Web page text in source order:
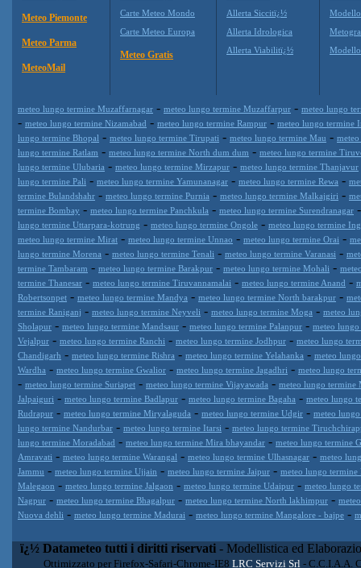
Meteo Piemonte
Meteo Parma
MeteoMail
Carte Meteo Mondo
Carte Meteo Europa
Meteo Gratis
Allerta Siccitï¿½
Allerta Idrologica
Allerta Viabilitï¿½
Modello
meteo lungo termine Muzaffarnagar - meteo lungo termine Muzaffarpur - meteo lungo
- meteo lungo termine Nizamabad - meteo lungo termine Rampur - meteo lungo termine
lungo termine Bhopal - meteo lungo termine Tirupati - meteo lungo termine Mau -
lungo termine Ratlam - meteo lungo termine North dum dum - meteo lungo termine
lungo termine Ulubaria - meteo lungo termine Mirzapur - meteo lungo termine Thanjavur
lungo termine Pali - meteo lungo termine Yamunanagar - meteo lungo termine Rewa -
termine Bulandshahr - meteo lungo termine Purnia - meteo lungo termine Malkajgiri -
termine Bombay - meteo lungo termine Panchkula - meteo lungo termine Surendranagar
lungo termine Uttarpara-kotrung - meteo lungo termine Ongole - meteo lungo termine
meteo lungo termine Mirat - meteo lungo termine Unnao - meteo lungo termine Orai -
lungo termine Morena - meteo lungo termine Tenali - meteo lungo termine Varanasi -
termine Tambaram - meteo lungo termine Barakpur - meteo lungo termine Mohali -
termine Thanesar - meteo lungo termine Tiruvannamalai - meteo lungo termine Anand -
Robertsonpet - meteo lungo termine Mandya - meteo lungo termine North barakpur -
termine Raniganj - meteo lungo termine Neyveli - meteo lungo termine Moga - meteo
Sholapur - meteo lungo termine Mandsaur - meteo lungo termine Palanpur - meteo
Vejalpur - meteo lungo termine Ranchi - meteo lungo termine Jodhpur - meteo lungo
Chandigarh - meteo lungo termine Rishra - meteo lungo termine Yelahanka - meteo
Wardha - meteo lungo termine Gwalior - meteo lungo termine Jagadhri - meteo lungo
- meteo lungo termine Suriapet - meteo lungo termine Vijayawada - meteo lungo termine
Jalpaiguri - meteo lungo termine Badlapur - meteo lungo termine Bagaha - meteo lungo
Rudrapur - meteo lungo termine Miryalaguda - meteo lungo termine Udgir - meteo
lungo termine Nandurbar - meteo lungo termine Itarsi - meteo lungo termine
lungo termine Moradabad - meteo lungo termine Mira bhayandar - meteo lungo termine
Amravati - meteo lungo termine Warangal - meteo lungo termine Ulhasnagar - meteo
Jammu - meteo lungo termine Ujjain - meteo lungo termine Jaipur - meteo lungo termine
Malegaon - meteo lungo termine Jalgaon - meteo lungo termine Udaipur - meteo lungo
Nagpur - meteo lungo termine Bhagalpur - meteo lungo termine North lakhimpur -
Nuova dehli - meteo lungo termine Madurai - meteo lungo termine Mangalore - bajpe -
ï¿½ Datameteo tutti i diritti riservati - Modellistica ed
Ottimizzato per Firefox-Safari-Chrome-IE8 LRC Servizi Srl - C.C.I.A.A.